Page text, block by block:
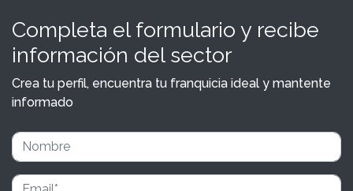
Completa el formulario y recibe
información del sector
Crea tu perfil, encuentra tu franquicia ideal y mantente
informado